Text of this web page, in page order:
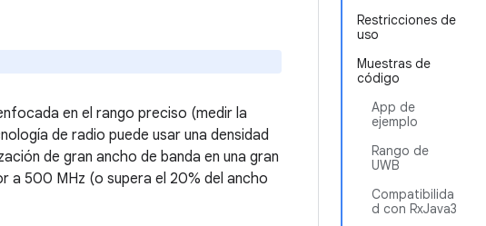
Restricciones de
uso
Muestras de
código
App de
ejemplo
Rango de
UWB
Compatibilida
d con RxJava3
en el rango preciso (medir la
de radio puede usar una densidad
de gran ancho de banda en una gran
a 500 MHz (o supera el 20% del ancho